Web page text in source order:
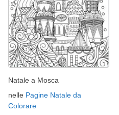
Natale a Mosca
nelle Pagine Natale da
Colorare